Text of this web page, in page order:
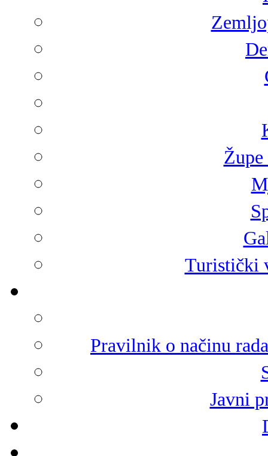
Turistički
Pravilnik o načinu
Javni